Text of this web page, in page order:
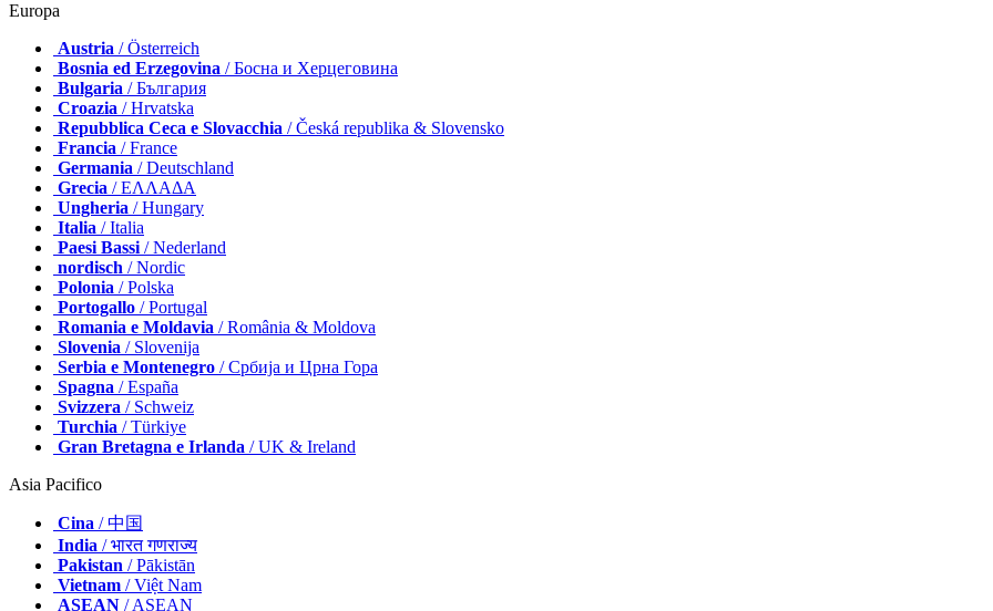
Europa
Austria / Österreich
Bosnia ed Erzegovina / Босна и Херцеговина
Bulgaria / България
Croazia / Hrvatska
Repubblica Ceca e Slovacchia / Česká republika & Slovensko
Francia / France
Germania / Deutschland
Grecia / ΕΛΛΑΔΑ
Ungheria / Hungary
Italia / Italia
Paesi Bassi/ Nederland
nordisch / Nordic
Polonia / Polska
Portogallo / Portugal
Romania e Moldavia / România & Moldova
Slovenia / Slovenija
Serbia e Montenegro / Србија и Црна Гора
Spagna / España
Svizzera / Schweiz
Turchia / Türkiye
Gran Bretagna e Irlanda / UK & Ireland
Asia Pacifico
Cina / 中国
India / भारत गणराज्य
Pakistan / Pākistān
Vietnam / Việt Nam
ASEAN / ASEAN